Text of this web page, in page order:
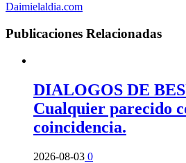
Daimielaldia.com
Publicaciones Relacionadas
DIALOGOS DE
Cualquier parecido
coincidencia.
2026-08-03 0